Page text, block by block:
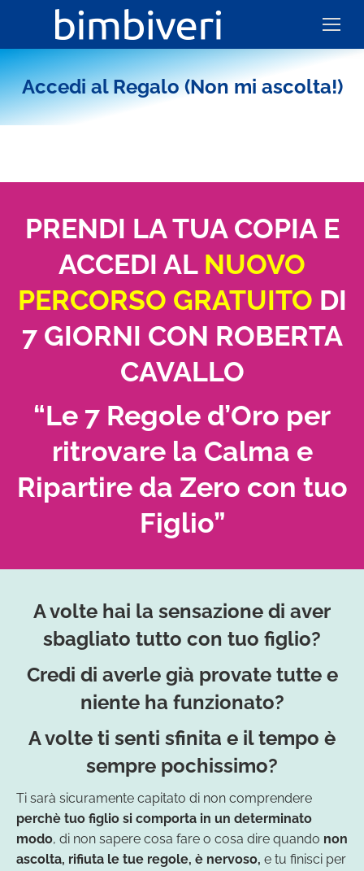
Accedi al Regalo (Non mi ascolta!)
PRENDI LA TUA COPIA E
ACCEDI AL NUOVO
PERCORSO GRATUITO DI
7 GIORNI CON ROBERTA
CAVALLO
“Le 7 Regole d’Oro per
ritrovare la Calma e
Ripartire da Zero con tuo
Figlio”
A volte hai la sensazione di aver
sbagliato tutto con tuo figlio?
Credi di averle già provate tutte e
niente ha funzionato?
A volte ti senti sfinita e il tempo è
sempre pochissimo?
Ti sarà sicuramente capitato di non comprendere
perchè tuo figlio si comporta in un determinato
modo, di non sapere cosa fare o cosa dire quando non
ascolta, rifiuta le tue regole, è nervoso, e tu finisci per